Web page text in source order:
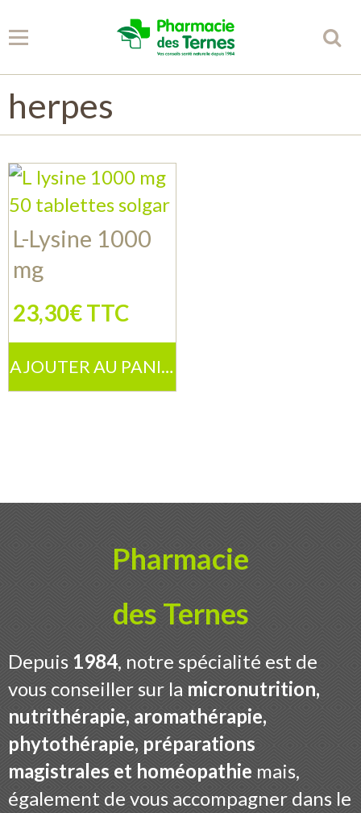
Panier
Votre compte
Accueil
Spécificités
Conseils
Partenaires
Librairie
herpes
L-Lysine 1000
mg
23,30€ TTC
AJOUTER AU PANIER
Pharmacie
des Ternes
Depuis 1984, notre spécialité est de
vous conseiller sur la micronutrition,
nutrithérapie, aromathérapie,
phytothérapie, préparations
magistrales et homéopathie mais,
également de vous accompagner dans le